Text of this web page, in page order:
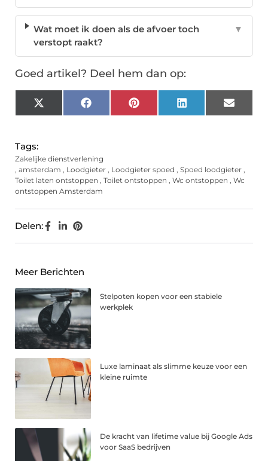
Wat moet ik doen als de afvoer toch
verstopt raakt?
▼
Goed artikel? Deel hem dan op:
X
(Twitter)
FacebookPinterest LinkedIn Email
Tags:
Zakelijke dienstverlening
, amsterdam , Loodgieter , Loodgieter spoed , Spoed loodgieter ,
Toilet laten ontstoppen , Toilet ontstoppen , Wc ontstoppen , Wc
ontstoppen Amsterdam
Delen:
Meer Berichten
Stelpoten kopen voor een stabiele
werkplek
Luxe laminaat als slimme keuze voor een
kleine ruimte
De kracht van lifetime value bij Google Ads
voor SaaS bedrijven